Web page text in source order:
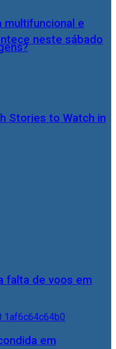
multifuncional e
Stories to Watch in
neste sábado
falta de voos em
em